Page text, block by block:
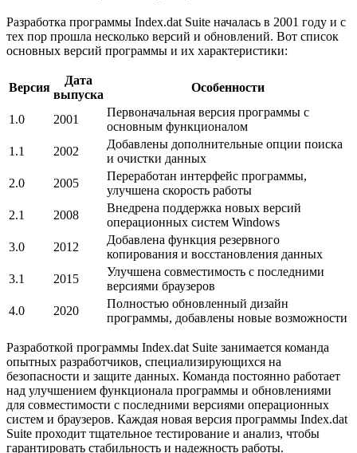
Разработка программы Index.dat Suite началась в 2001 году и с
тех пор прошла несколько версий и обновлений. Вот список
основных версий программы и их характеристики:
Версия
Дата
выпуска
Особенности
1.0 2001
Первоначальная версия программы с
основным функционалом
1.1
2002
Добавлены дополнительные опции поиска
и очистки данных
2.0
2005
Переработан интерфейс программы,
улучшена скорость работы
2.1
2008
Внедрена поддержка новых версий
операционных систем Windows
3.0
2012
Добавлена функция резервного
копирования и восстановления данных
3.1
2015
Улучшена совместимость с последними
версиями браузеров
4.0
2020
Полностью обновленный дизайн
программы, добавлены новые возможности
Разработкой программы Index.dat Suite занимается команда
опытных разработчиков, специализирующихся на
безопасности и защите данных. Команда постоянно работает
над улучшением функционала программы и обновлениями
для совместимости с последними версиями операционных
систем и браузеров. Каждая новая версия программы Index.dat
Suite проходит тщательное тестирование и анализ, чтобы
гарантировать стабильность и надежность работы.